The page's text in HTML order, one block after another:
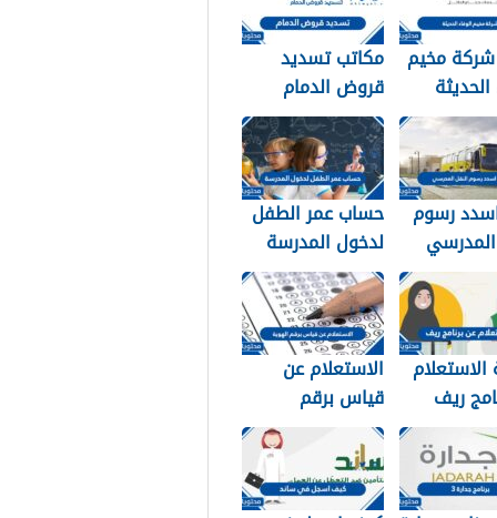
شركة مخيم
مكاتب تسديد
قروض الدمام
1448
رسوم
حساب عمر الطفل
لدخول المدرسة
1448
ريف
1448
الاستعلام عن
قياس برقم
الهوية 1448
services.qiyas.s
a